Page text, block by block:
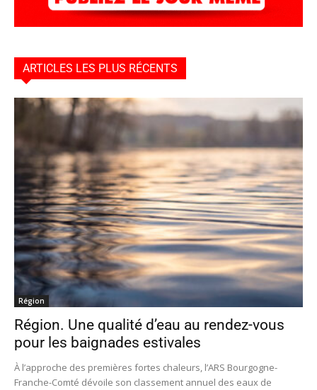
ARTICLES LES PLUS RÉCENTS
Région
Région. Une qualité d’eau au rendez-vous
pour les baignades estivales
À l’approche des premières fortes chaleurs, l’ARS Bourgogne-
Franche-Comté dévoile son classement annuel des eaux de